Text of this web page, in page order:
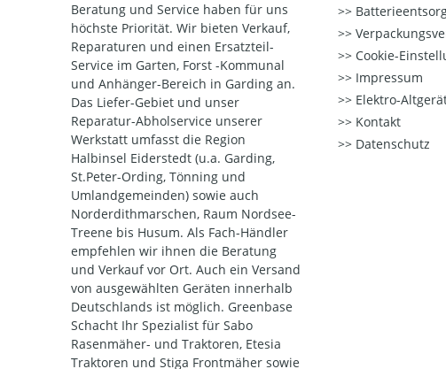
Beratung und Service haben für uns
höchste Priorität. Wir bieten Verkauf,
Reparaturen und einen Ersatzteil-
Service im Garten, Forst -Kommunal
und Anhänger-Bereich in Garding an.
Das Liefer-Gebiet und unser
Reparatur-Abholservice unserer
Werkstatt umfasst die Region
Halbinsel Eiderstedt (u.a. Garding,
St.Peter-Ording, Tönning und
Umlandgemeinden) sowie auch
Norderdithmarschen, Raum Nordsee-
Treene bis Husum. Als Fach-Händler
empfehlen wir ihnen die Beratung
und Verkauf vor Ort. Auch ein Versand
von ausgewählten Geräten innerhalb
Deutschlands ist möglich. Greenbase
Schacht Ihr Spezialist für Sabo
Rasenmäher- und Traktoren, Etesia
Traktoren und Stiga Frontmäher sowie
Cookie-
Impressum
Elektro-
Kontakt
Datenschutz